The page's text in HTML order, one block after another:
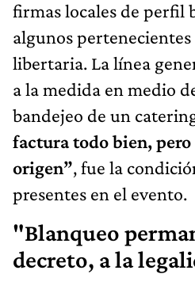
firmas locales de perfil
algunos
libertaria. La línea
a la medida en medio
bandejeo de un
factura todo bien,
origen”, fue la
presentes en el evento.
"Blanqueo
decreto, a la